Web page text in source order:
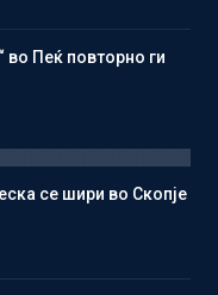
во Пеќ повторно ги
се шири во Скопје